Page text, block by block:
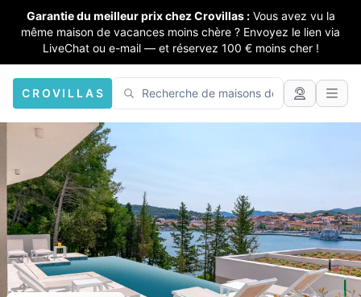
Garantie du meilleur prix chez Crovillas : Vous avez vu la
même maison de vacances moins chère ? Envoyez le lien via
LiveChat ou e-mail — et réservez 100 € moins cher !
CROVILLAS